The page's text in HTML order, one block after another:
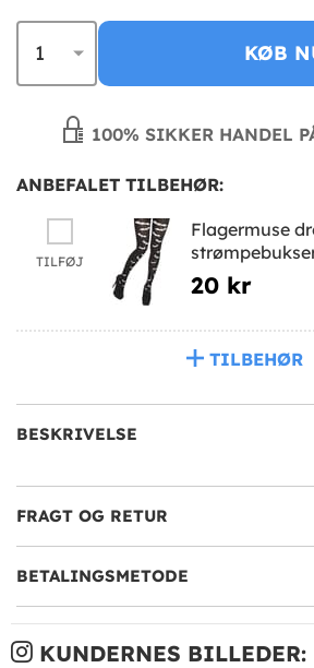
KØB
100% SIKKER HANDEL
ANBEFALET TILBEHØR:
TILFØJ
Flagermuse
20 kr
TILBEHØR
BESKRIVELSE
FRAGT OG RETUR
BETALINGSMETODE
KUNDERNES BILLEDER: